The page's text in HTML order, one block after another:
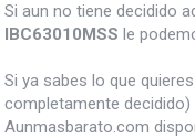
Si aun no tiene decidido
IBC63010MSS le
Si ya sabes lo que
completamente
Aunmasbarato.com